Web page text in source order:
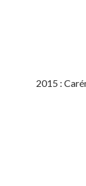
2015 :